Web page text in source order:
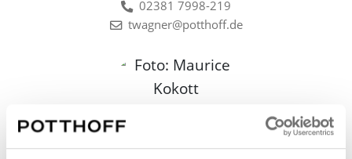
02381 7998-219
twagner@potthoff.de